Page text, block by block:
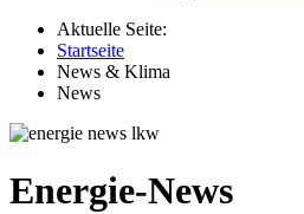
Aktuelle Seite:
Startseite
News & Klima
News
Energie-News